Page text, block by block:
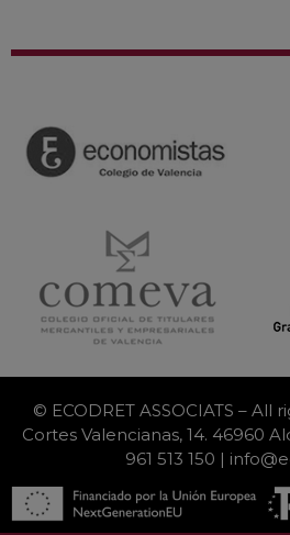
© ECODRET ASSOCIATS – All
Cortes Valencianas, 14. 46960
961 513 150 |